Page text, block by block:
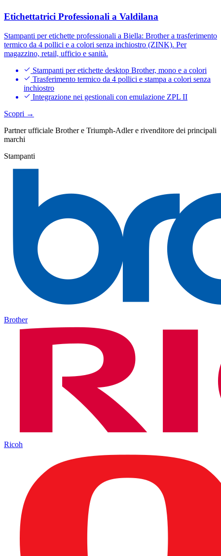
Etichettatrici Professionali a Valdilana
Stampanti per etichette professionali a Biella: Brother a trasferimento
termico da 4 pollici e a colori senza inchiostro (ZINK). Per
magazzino, retail, ufficio e sanità.
Stampanti per etichette desktop Brother, mono e a colori
Trasferimento termico da 4 pollici e stampa a colori senza
inchiostro
Integrazione nei gestionali con emulazione ZPL II
Scopri →
Partner ufficiale Brother e Triumph-Adler e rivenditore dei principali
marchi
Stampanti
Brother
Ricoh